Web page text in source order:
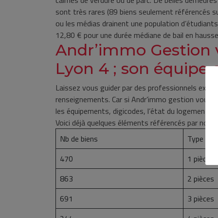
sont très rares (89 biens seulement référencés
ou les médias drainent une population
12,80 € pour une durée médiane de bail en
Andr’immo
Lyon 4 ; son équipe
Laissez vous guider par des professionnels
renseignements. Car si Andr’immo gestion vous
les équipements, digicodes, l’état du logement
Voici déjà quelques éléments référencés par nos
Nb de biens
Type de
470
1 pièce
863
2 pièces
691
3 pièces